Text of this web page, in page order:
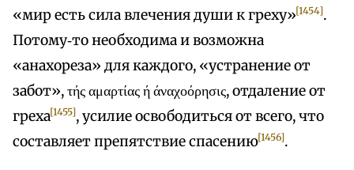
«мир есть сила влечения души к греху»[1454].
Потому‑то необходима и возможна
«анахореза» для каждого, «устранение от
забот», τής αμαρτίας ή άναχοόρησις, отдаление от
греха[1455], усилие освободиться от всего, что
составляет препятствие спасению[1456].